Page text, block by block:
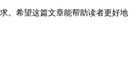
。希望这篇文章能帮助读者更好地